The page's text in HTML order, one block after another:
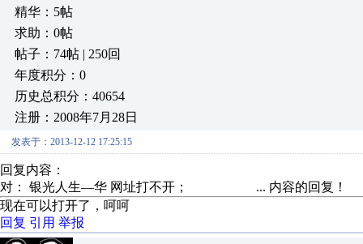
精华：5帖
求助：0帖
帖子：74帖 | 250回
年度积分：0
历史总积分：40654
注册：2008年7月28日
发表于：2013-12-12 17:25:15
回复内容：
对： 银光人生—华 网址打不开； ... 内容的回复！
现在可以打开了，呵呵
回复 引用 举报